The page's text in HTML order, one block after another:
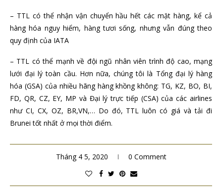
– TTL có thể nhận vận chuyển hầu hết các mặt hàng, kể cả
hàng hóa nguy hiểm, hàng tươi sống, nhưng vẫn đúng theo
quy định của IATA
– TTL có thể mạnh về đội ngũ nhân viên trình độ cao, mạng
lưới đại lý toàn cầu. Hơn nữa, chúng tôi là Tổng đại lý hàng
hóa (GSA) của nhiều hãng hàng khồng không: TG, KZ, BO, BI,
FD, QR, CZ, EY, MP và Đại lý trực tiếp (CSA) của các airlines
như CI, CX, OZ, BR,VN,… Do đó, TTL luôn có giá và tải đi
Brunei tốt nhất ở mọi thời điểm.
Tháng 4 5, 2020 0 Comment